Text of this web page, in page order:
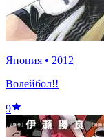
Япония • 2012
Волейбол!!
9